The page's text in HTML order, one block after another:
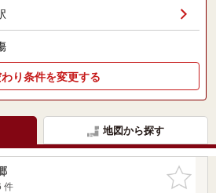
り条件を変更する
地図から探す
お気に入
りに追加
件